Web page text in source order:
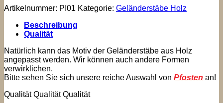
Artikelnummer: PI01 Kategorie: Geländerstäbe Holz
Beschreibung
Qualität
Natürlich kann das Motiv der Geländerstäbe aus Holz
angepasst werden. Wir können auch andere Formen
verwirklichen.
Bitte sehen Sie sich unsere reiche Auswahl von Pfosten an!
Qualität Qualität Qualität